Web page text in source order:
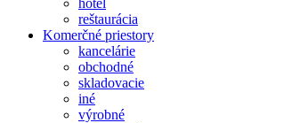
reštaurácia
Komerčné priestory
kancelárie
obchodné
skladovacie
iné
výrobné